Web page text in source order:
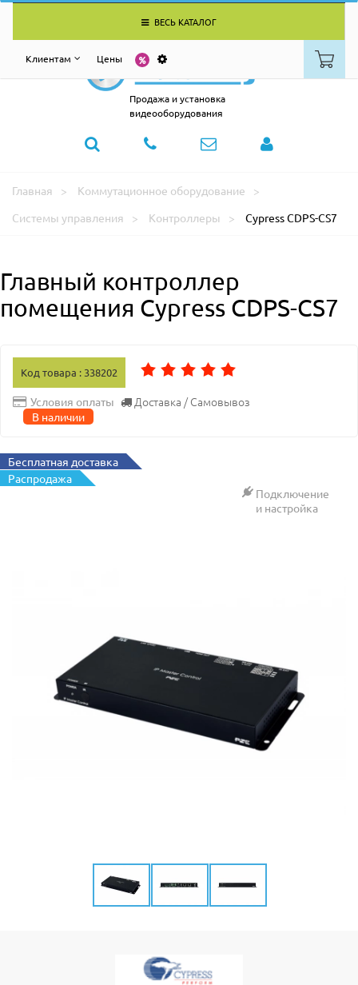
ВЕСЬ КАТАЛОГ
Клиентам Цены
Продажа и установка
видеооборудования
Главная
Коммутационное оборудование
Системы управления
Контроллеры Cypress CDPS-CS7
Главный контроллер
помещения Cypress CDPS-CS7
Код товара : 338202
Условия оплаты Доставка / Самовывоз
В наличии
Бесплатная доставка
Распродажа
Подключение
и настройка